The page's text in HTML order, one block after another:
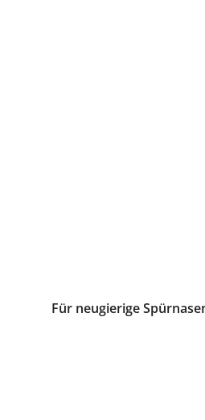
Für neugierige